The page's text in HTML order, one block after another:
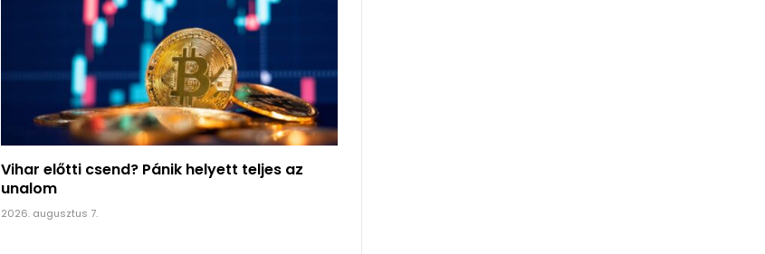
Vihar előtti csend? Pánik helyett teljes az
unalom
2026. augusztus 7.